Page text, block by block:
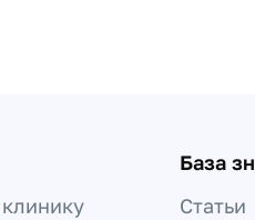
База
Статьи